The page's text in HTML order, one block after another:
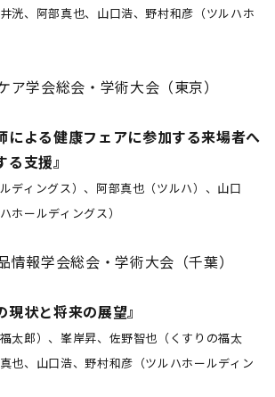
洸、阿部真也、山口浩、野村和彦（ツルハホ
ア学会総会・学術大会（東京）
による健康フェアに参加する来場者へ
支援』
ディングス）、阿部真也（ツルハ）、山口
ホールディングス）
情報学会総会・学術大会（千葉）
現状と将来の展望』
太郎）、峯岸昇、佐野智也（くすりの福太
也、山口浩、野村和彦（ツルハホールディン